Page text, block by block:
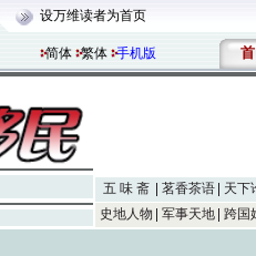
设万维读者为首页
简体 繁体 手机版 首
五 味 斋 茗香茶语
天下
史地人物
军事天地 跨国